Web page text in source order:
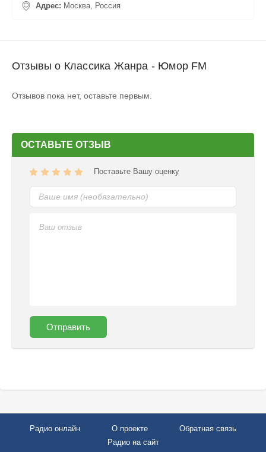
Адрес: Москва, Россия
Отзывы о Классика Жанра - Юмор FM
Отзывов пока нет, оставьте первым.
ОСТАВЬТЕ ОТЗЫВ
Поставьте Вашу оценку
Отправить
Радио онлайн О проекте
Обратная связь
Радио на сайт